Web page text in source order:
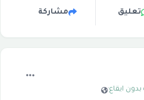
تعليق مشاركة
ايقاع·